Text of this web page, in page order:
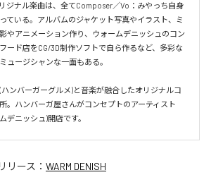
ジナル楽曲は、全てComposer／Vo：みやっち自身
ている。アルバムのジャケット写真やイラスト、ミ
やアニメーション作り、ウォームデニッシュのコン
ード店をCG/3D制作ソフトで自ら作るなど、多彩な
ュージシャンな一面もある。
ンバーガーグルメ)と音楽が融合したオリジナルコ
。ハンバーガ屋さんがコンセプトのアーティスト
デニッシュ)開店です。
リース： WARM DENISH